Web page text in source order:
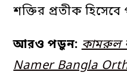
শক্তির প্রতীক হিসেবে
আরও পড়ুন: কামরুল
Namer Bangla